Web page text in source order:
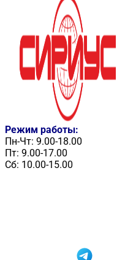
Режим работы:
Пн-Чт: 9.00-18.00
Пт: 9.00-17.00
Сб: 10.00-15.00